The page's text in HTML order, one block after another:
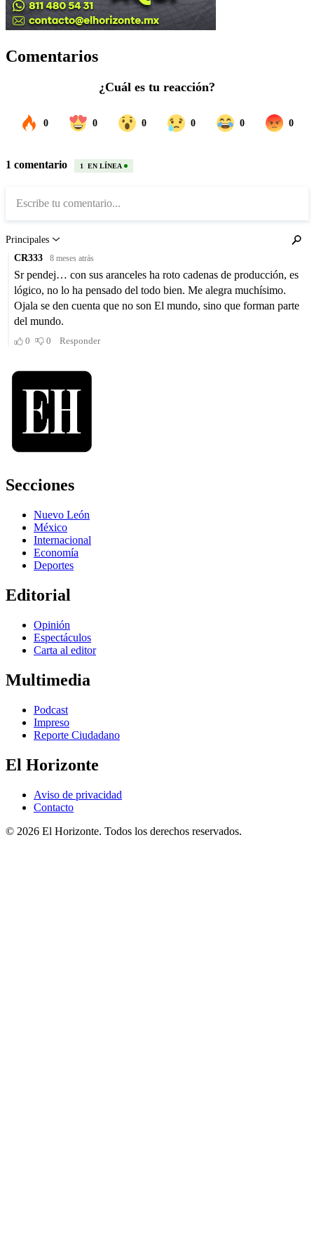
Comentarios
Secciones
Nuevo León
México
Internacional
Economía
Deportes
Editorial
Opinión
Espectáculos
Carta al editor
Multimedia
Podcast
Impreso
Reporte Ciudadano
El Horizonte
Aviso de privacidad
Contacto
© 2026 El Horizonte. Todos los derechos reservados.